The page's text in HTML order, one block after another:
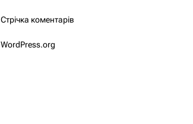
Стрічка коментарів
WordPress.org